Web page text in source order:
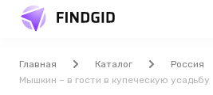
Главная Каталог Россия
Мышкин – в гости в купеческую усадьбу